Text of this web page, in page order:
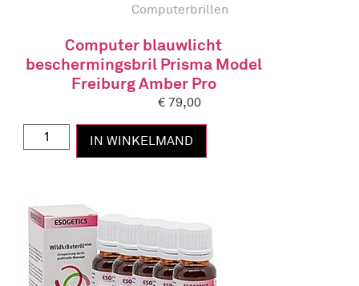
Computerbrillen
Computer blauwlicht
beschermingsbril Prisma Model
Freiburg Amber Pro
€ 79,00
IN WINKELMAND